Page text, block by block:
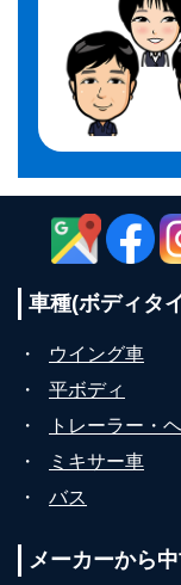
車種(ボディタ
・ ウイング車
・
平ボディ
・
トレーラー・
・
ミキサー車
・
バス
メーカーから